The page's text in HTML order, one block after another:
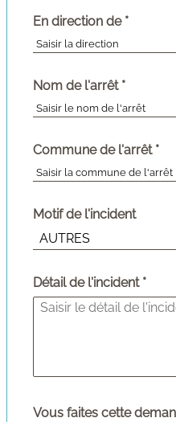
En direction de*(champ
Nom de l'arrêt*(champ
Commune de l'arrêt*
Motif de l'incident
Détail de l'incident
Vous faites cette